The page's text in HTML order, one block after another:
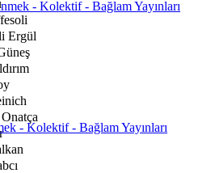
Ergül
Onatça
- Kolektif - Bağlam Yayınları